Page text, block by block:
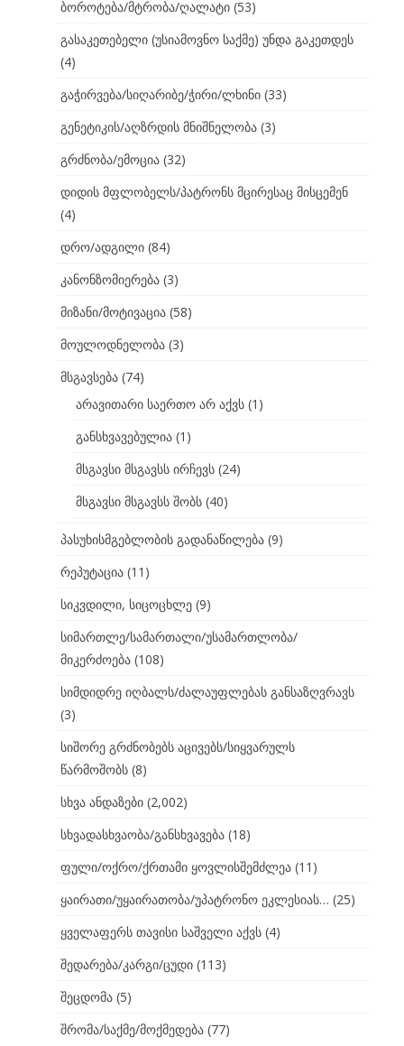
ბოროტება/მტრობა/ღალატი (53)
გასაკეთებელი (უსიამოვნო საქმე) უნდა გაკეთდეს
(4)
გაჭირვება/სიღარიბე/ჭირი/ლხინი (33)
გენეტიკის/აღზრდის მნიშნელობა (3)
გრძნობა/ემოცია (32)
დიდის მფლობელს/პატრონს მცირესაც მისცემენ
(4)
დრო/ადგილი (84)
კანონზომიერება (3)
მიზანი/მოტივაცია (58)
მოულოდნელობა (3)
მსგავსება (74)
არავითარი საერთო არ აქვს (1)
განსხვავებულია (1)
მსგავსი მსგავსს ირჩევს (24)
მსგავსი მსგავსს შობს (40)
პასუხისმგებლობის გადანაწილება (9)
რეპუტაცია (11)
სიკვდილი, სიცოცხლე (9)
სიმართლე/სამართალი/უსამართლობა/
მიკერძოება (108)
სიმდიდრე იღბალს/ძალაუფლებას განსაზღვრავს
(3)
სიშორე გრძნობებს აცივებს/სიყვარულს
წარმოშობს (8)
სხვა ანდაზები (2,002)
სხვადასხვაობა/განსხვავება (18)
ფული/ოქრო/ქრთამი ყოვლისშემძლეა (11)
ყაირათი/უყაირათობა/უპატრონო ეკლესიას… (25)
ყველაფერს თავისი საშველი აქვს (4)
შედარება/კარგი/ცუდი (113)
შეცდომა (5)
შრომა/საქმე/მოქმედება (77)